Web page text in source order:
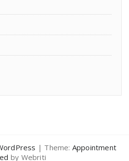
| Theme: Appointment
by Webriti